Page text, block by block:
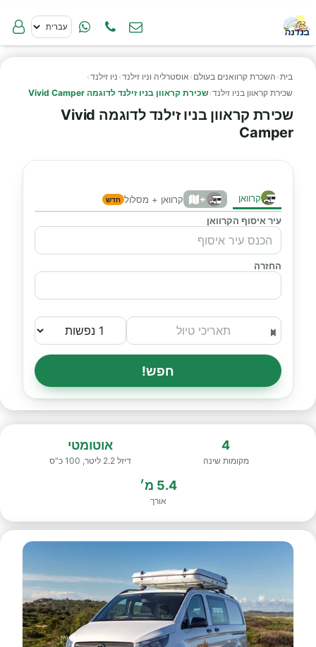
בית› השכרת קרוואנים בעולם › אוסטרליה וניו זילנד› ניו זילנד›
שכירת קראוון בניו זילנד›שכירת קראוון בניו זילנד לדוגמה Vivid Camper
שכירת קראוון בניו זילנד לדוגמה Vivid
Camper
קרוואן + קרוואן + מסלול חדש
עיר איסוף הקרוואן
החזרה
חפש!
4
מקומות שינה
אוטומטי
דיזל 2.2 ליטר, 100 כ"ס
5.4 מ׳
אורך